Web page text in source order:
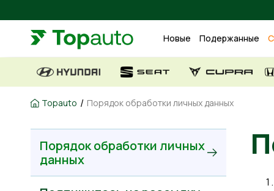
Новые Подержанные
Topauto / Порядок обработки личных данных
Порядок обработки личных
данных